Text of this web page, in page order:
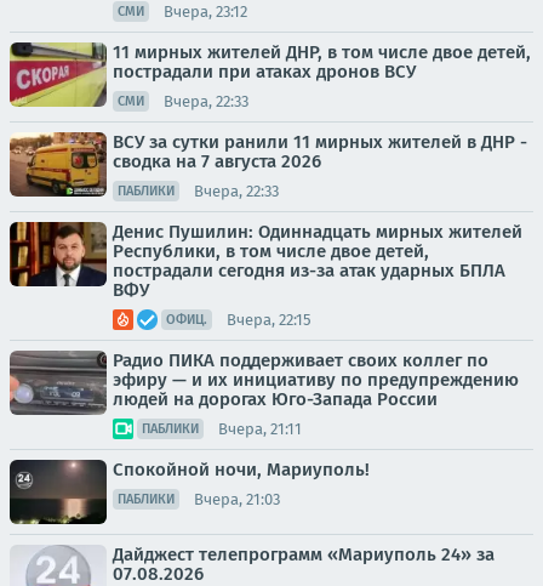
СМИ Вчера, 23:12
11 мирных жителей ДНР, в том числе двое детей,
пострадали при атаках дронов ВСУ
СМИ Вчера, 22:33
ВСУ за сутки ранили 11 мирных жителей в ДНР -
сводка на 7 августа 2026
ПАБЛИКИ Вчера, 22:33
Денис Пушилин: Одиннадцать мирных жителей
Республики, в том числе двое детей,
пострадали сегодня из-за атак ударных БПЛА
ВФУ
ОФИЦ. Вчера, 22:15
Радио ПИКА поддерживает своих коллег по
эфиру — и их инициативу по предупреждению
людей на дорогах Юго-Запада России
ПАБЛИКИ Вчера, 21:11
Спокойной ночи, Мариуполь!
ПАБЛИКИ Вчера, 21:03
Дайджест телепрограмм «Мариуполь 24» за
07.08.2026